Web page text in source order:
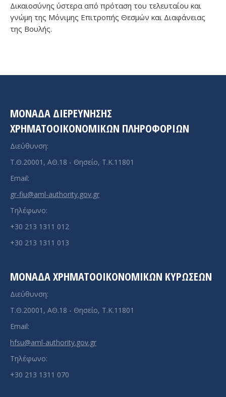
Δικαιοσύνης ύστερα από πρόταση του τελευταίου και
γνώμη της Μόνιμης Επιτροπής Θεσμών και Διαφάνειας
της Βουλής.
ΜΟΝΑΔΑ ΔΙΕΡΕΥΝΗΣΗΣ
ΧΡΗΜΑΤΟΟΙΚΟΝΟΜΙΚΩΝ ΠΛΗΡΟΦΟΡΙΩΝ
Διεύθυνση:
Τ.Θ.20001, ΑΘ.18 - Θησείο, Τ.Κ.11801
Email:
gr-fiu@aml-authority.gov.gr
Τηλέφωνο:
+30 213 1311 012
+30 213 1311 013
ΜΟΝΆΔΑ ΧΡΗΜΑΤΟΟΙΚΟΝΟΜΙΚΏΝ ΚΥΡΏΣΕΩΝ
Διεύθυνση:
Τ.Θ.20001, ΑΘ.18 - Θησείο, Τ.Κ.11801
Email:
hfsu@aml-authority.gov.gr
Τηλέφωνο:
+30 213 1311 070